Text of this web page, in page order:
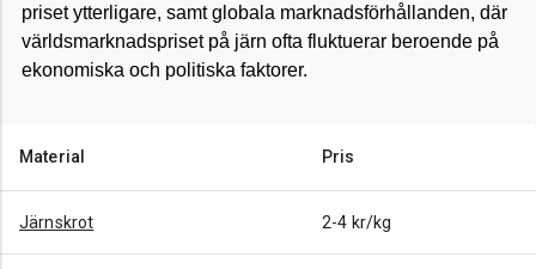
priset ytterligare, samt globala marknadsförhållanden, där
världsmarknadspriset på järn ofta fluktuerar beroende på
ekonomiska och politiska faktorer.
Material Pris
Järnskrot 2-4 kr/kg